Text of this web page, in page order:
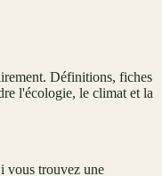
Définitions, fiches
l'écologie, le climat et la
vous trouvez une